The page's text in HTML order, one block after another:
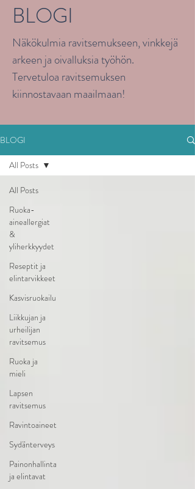
BLOGI
Näkökulmia ravitsemukseen, vinkkejä
arkeen ja oivalluksia työhön.
Tervetuloa ravitsemuksen
kiinnostavaan maailmaan!
BLOGI
All Posts
Ruoka-
aineallergiat
&
yliherkkyydet
Reseptit ja
elintarvikkeet
Kasvisruokailu
Liikkujan ja
urheilijan
ravitsemus
Ruoka ja
mieli
Lapsen
ravitsemus
Ravintoaineet
Sydänterveys
Painonhallinta
ja elintavat
All Posts